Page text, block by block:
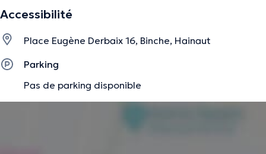
Accessibilité
Place Eugène Derbaix 16, Binche, Hainaut
Parking
Pas de parking disponible